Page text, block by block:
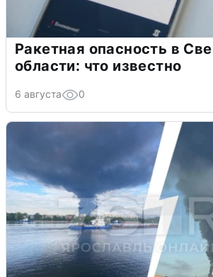
Ракетная опасность в
области: что известно
6 августа 0